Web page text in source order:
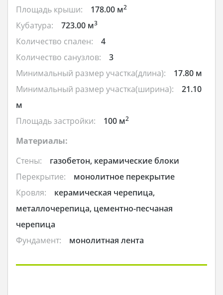
Площадь крыши: 178.00 м2
Кубатура: 723.00 м3
Количество спален:
4
Количество санузлов:
3
Минимальный размер участка(длина):
17.80 м
Минимальный размер участка(ширина):
21.10
м
Площадь застройки:
100 м2
Материалы:
Стены:
газобетон, керамические блоки
Перекрытие:
монолитное перекрытие
Кровля:
керамическая черепица,
металлочерепица, цементно-песчаная
черепица
Фундамент:
монолитная лента